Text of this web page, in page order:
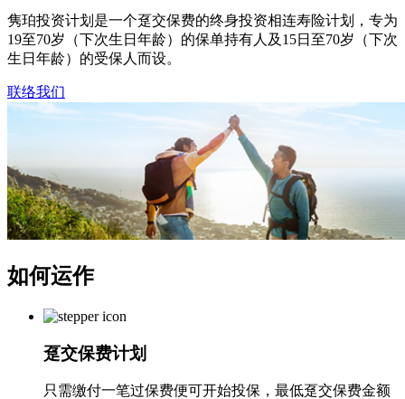
隽珀投资计划是一个趸交保费的终身投资相连寿险计划，专为
19至70岁（下次生日年龄）的保单持有人及15日至70岁（下次
生日年龄）的受保人而设。
联络我们
如何运作
趸交保费计划
只需缴付一笔过保费便可开始投保，最低趸交保费金额